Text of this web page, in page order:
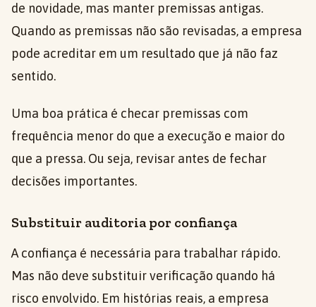
de novidade, mas manter premissas antigas.
Quando as premissas não são revisadas, a empresa
pode acreditar em um resultado que já não faz
sentido.
Uma boa prática é checar premissas com
frequência menor do que a execução e maior do
que a pressa. Ou seja, revisar antes de fechar
decisões importantes.
Substituir auditoria por confiança
A confiança é necessária para trabalhar rápido.
Mas não deve substituir verificação quando há
risco envolvido. Em histórias reais, a empresa